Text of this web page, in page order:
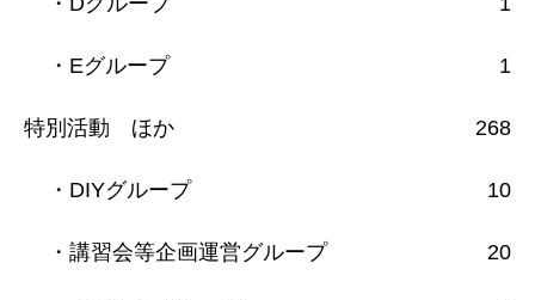
・Eグループ 1
特別活動 ほか 268
・DIYグループ 10
・講習会等企画運営グループ 20